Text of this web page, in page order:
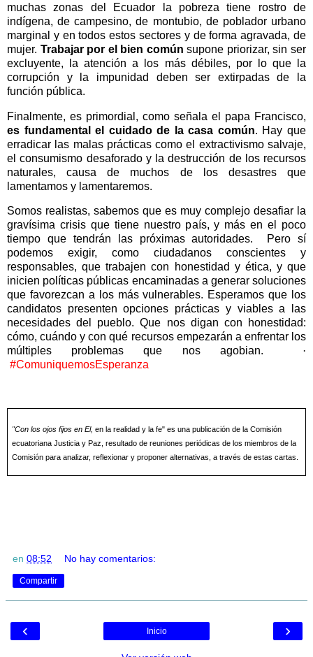
muchas zonas del Ecuador la pobreza tiene rostro de
indígena, de campesino, de montubio, de poblador urbano
marginal y en todos estos sectores y de forma agravada, de
mujer. Trabajar por el bien común supone priorizar, sin ser
excluyente, la atención a los más débiles, por lo que la
corrupción y la impunidad deben ser extirpadas de la
función pública.
Finalmente, es primordial, como señala el papa Francisco,
es fundamental el
cuidado de la casa común. Hay que
erradicar las malas prácticas como el extractivismo salvaje,
el consumismo desaforado y la destrucción de los recursos
naturales, causa de muchos de los desastres que
lamentamos y lamentaremos.
Somos realistas, sabemos que es muy complejo desafiar la
gravísima crisis que tiene nuestro país, y más en el poco
tiempo que tendrán las próximas autoridades.
Pero sí
podemos exigir, como ciudadanos conscientes y
responsables, que trabajen con honestidad y ética, y que
inicien políticas públicas encaminadas a generar soluciones
que favorezcan a los más vulnerables. Esperamos que los
candidatos presenten opciones prácticas y viables a las
necesidades del pueblo. Que nos digan con honestidad:
cómo, cuándo y con qué recursos empezarán a enfrentar los
múltiples problemas que nos agobian.
·
#ComuniquemosEsperanza
"Con los ojos fijos en El, en la realidad y la fe" es una publicación de la Comisión
ecuatoriana Justicia y Paz, resultado de reuniones periódicas de los miembros de la
Comisión para analizar, reflexionar y proponer alternativas, a través de estas cartas.
en 08:52 No hay comentarios:
Compartir
‹ ›
Inicio